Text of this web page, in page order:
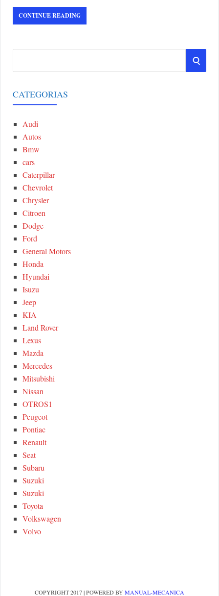
CONTINUE READING
r
c
S
CATEGORIAS
Audi
Autos
Bmw
cars
Caterpillar
Chevrolet
Chrysler
Citroen
Dodge
Ford
General Motors
Honda
Hyundai
Isuzu
Jeep
KIA
Land Rover
Lexus
Mazda
Mercedes
Mitsubishi
Nissan
OTROS1
Peugeot
Pontiac
Renault
Seat
Subaru
Suzuki
Suzuki
Toyota
Volkswagen
Volvo
COPYRIGHT 2017 | POWERED BYMANUAL-MECANICA